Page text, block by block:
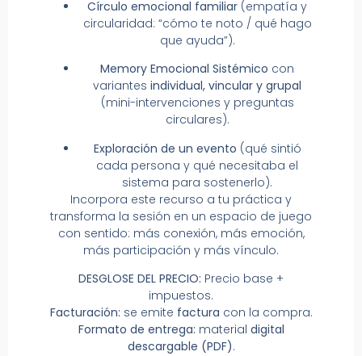
Círculo emocional familiar (empatía y
circularidad: “cómo te noto / qué hago
que ayuda”).
Memory Emocional Sistémico con
variantes individual, vincular y grupal
(mini-intervenciones y preguntas
circulares).
Exploración de un evento (qué sintió
cada persona y qué necesitaba el
sistema para sostenerlo).
Incorpora este recurso a tu práctica y
transforma la sesión en un espacio de juego
con sentido: más conexión, más emoción,
más participación y más vínculo.
DESGLOSE DEL PRECIO: Precio base +
impuestos.
Facturación: se emite factura con la compra.
Formato de entrega: material digital
descargable (PDF).